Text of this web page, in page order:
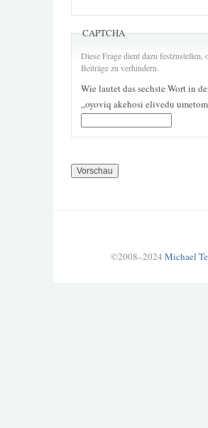
CAPTCHA
Diese Frage dient dazu
Beiträge zu verhindern.
Wie lautet das sechste Wort in
„oyoviq akehosi elivedu
©2008–2024 Michael